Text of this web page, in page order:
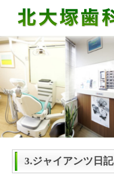
3.ジャイアンツ日記